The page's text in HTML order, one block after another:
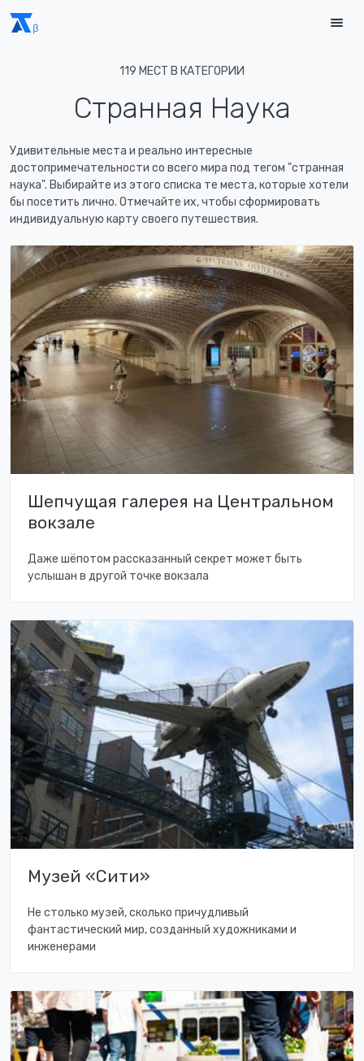
119 МЕСТ В КАТЕГОРИИ
Странная Наука
Удивительные места и реально интересные
достопримечательности со всего мира под тегом "странная
наука". Выбирайте из этого списка те места, которые хотели
бы посетить лично. Отмечайте их, чтобы сформировать
индивидуальную карту своего путешествия.
Шепчущая галерея на Центральном
вокзале
Даже шёпотом рассказанный секрет может быть
услышан в другой точке вокзала
Музей «Сити»
Не столько музей, сколько причудливый
фантастический мир, созданный художниками и
инженерами